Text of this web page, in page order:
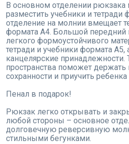
В основном отделении
разместить учебники и
отделение на молнии вмещает
формата А4. Большой передний
легкого формоустойчивого
тетради и учебники формата А5,
канцелярские принадлежности.
пространства поможет
сохранности и приучить
Пенал в подарок!
Рюкзак легко открывать и
любой стороны – основное
долговечную реверсивную
стильными бегунками.